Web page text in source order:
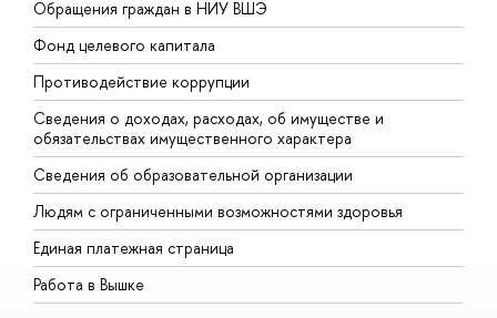
Обращения граждан в НИУ ВШЭ
Фонд целевого капитала
Противодействие коррупции
Сведения о доходах, расходах, об имуществе и
обязательствах имущественного характера
Сведения об образовательной организации
Людям с ограниченными возможностями здоровья
Единая платежная страница
Работа в Вышке